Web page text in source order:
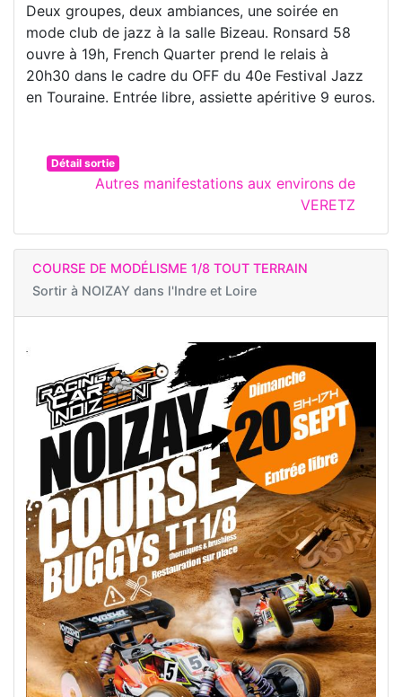
Deux groupes, deux ambiances, une soirée en
mode club de jazz à la salle Bizeau. Ronsard 58
ouvre à 19h, French Quarter prend le relais à
20h30 dans le cadre du OFF du 40e Festival Jazz
en Touraine. Entrée libre, assiette apéritive 9 euros.
Détail sortie
Autres manifestations aux environs de
VERETZ
COURSE DE MODÉLISME 1/8 TOUT TERRAIN
Sortir à NOIZAY dans l'Indre et Loire